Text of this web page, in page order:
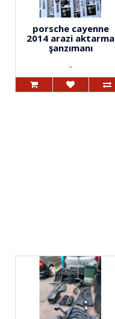
porsche cayenne
2014 arazi aktarma
şanzımanı
..